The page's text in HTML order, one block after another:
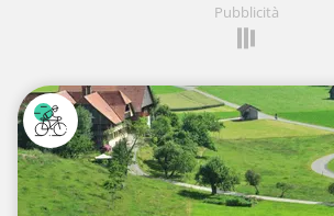
Pubblicità